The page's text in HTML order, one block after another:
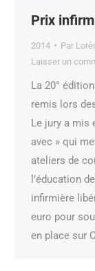
Prix
2014 Par
Laisser un
La 20°
remis lors
Le jury a mis
avec » qui
ateliers de
l’éducation
infirmière
euro pour
en place sur